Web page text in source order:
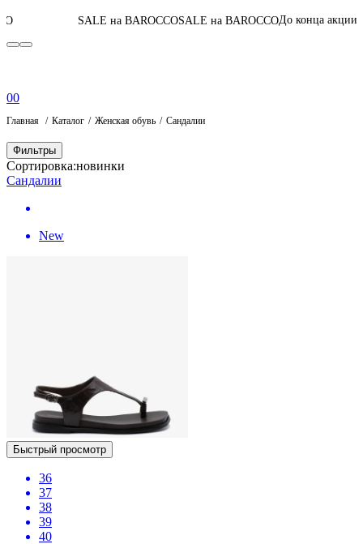
SALE на BAROCCO SALE на BAROCCO До конца акции06:10:59:42
00
Главная Каталог Женская обувь Сандалии
Фильтры
Сортировка:новинки
Сандалии
New
Быстрый просмотр
36
37
38
39
40